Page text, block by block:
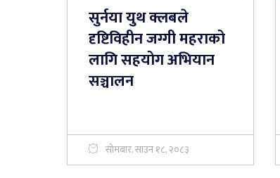
सुर्नया युथ क्लबले
दृष्टिविहीन जग्गी महराको
लागि सहयोग अभियान
सञ्चालन
सोमबार, साउन १८, २०८३